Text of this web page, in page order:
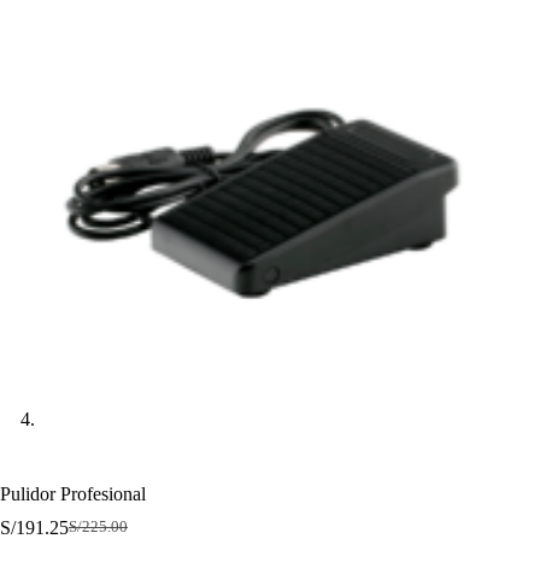
Pulidor Profesional
S/225.00
El
S/191.25El